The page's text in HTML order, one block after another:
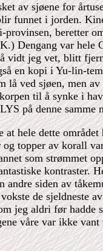
av sjøene for
funnet i jorden.
beretter
Dengang var hele
vidt jeg vet, blitt
en kopi i Yu-lin-
ved sjøen, men
til å synke i
på denne samme
hele dette
topper av korall
som strømmet
kontraster.
siden av
de sjeldneste
jeg aldri før hadde
våre var ikke